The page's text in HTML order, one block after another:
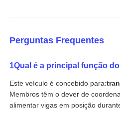
Perguntas Frequentes
1Qual é a principal função
Este veículo é concebido para:
Membros têm o dever de
alimentar vigas em posição